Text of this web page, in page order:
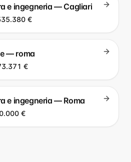
e ingegneria — Cagliari
€
— roma
€
e ingegneria — Roma
€